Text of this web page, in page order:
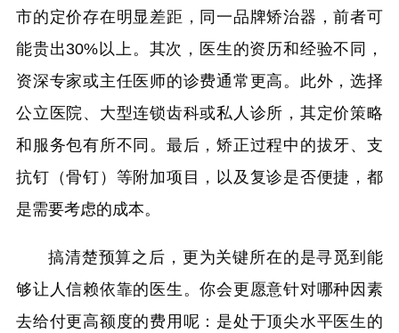
市的定价存在明显差距，同一品牌矫治器，前者可
能贵出30%以上。其次，医生的资历和经验不同，
资深专家或主任医师的诊费通常更高。此外，选择
公立医院、大型连锁齿科或私人诊所，其定价策略
和服务包有所不同。最后，矫正过程中的拔牙、支
抗钉（骨钉）等附加项目，以及复诊是否便捷，都
是需要考虑的成本。
搞清楚预算之后，更为关键所在的是寻觅到能
够让人信赖依靠的医生。你会更愿意针对哪种因素
去给付更高额度的费用呢：是处于顶尖水平医生的